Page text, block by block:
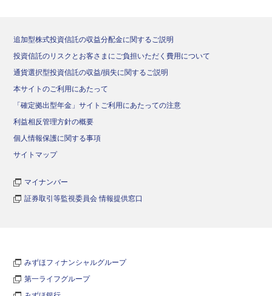
追加型株式投資信託の収益分配金に関するご説明
投資信託のリスクとお客さまにご負担いただく費用について
通貨選択型投資信託の収益/損失に関するご説明
本サイトのご利用にあたって
「確定拠出型年金」サイトご利用にあたっての注意
利益相反管理方針の概要
個人情報保護に関する事項
サイトマップ
マイナンバー
証券取引等監視委員会 情報提供窓口
みずほフィナンシャルグループ
第一ライフグループ